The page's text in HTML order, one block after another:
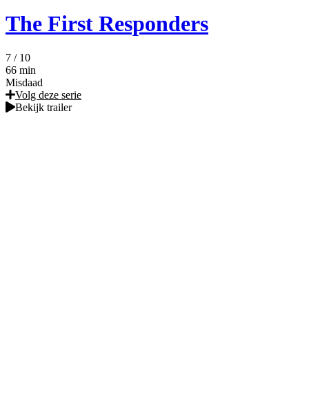
The First Responders
7 / 10
66 min
Misdaad
Volg deze serie
Bekijk trailer